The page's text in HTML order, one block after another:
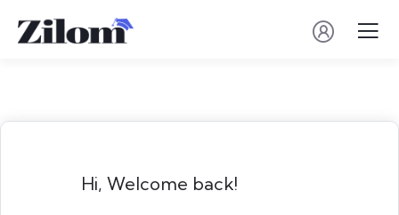
Hi, Welcome back!